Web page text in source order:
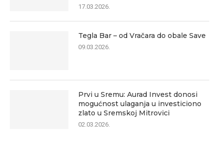
17.03.2026.
Tegla Bar – od Vračara do obale Save
09.03.2026.
Prvi u Sremu: Aurad Invest donosi
mogućnost ulaganja u investiciono
zlato u Sremskoj Mitrovici
02.03.2026.